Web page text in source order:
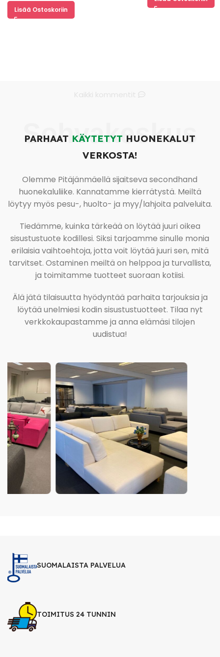
Lisää Ostoskoriin
Sohvakeskus
PARHAAT KÄYTETYT HUONEKALUT
VERKOSTA!
Olemme Pitäjänmäellä sijaitseva secondhand
huonekaluliike. Kannatamme kierrätystä. Meiltä
löytyy myös pesu-, huolto- ja myy/lahjoita palveluita.
Tiedämme, kuinka tärkeää on löytää juuri oikea
sisustustuote kodillesi. Siksi tarjoamme sinulle monia
erilaisia vaihtoehtoja, jotta voit löytää juuri sen, mitä
tarvitset. Ostaminen meiltä on helppoa ja turvallista,
ja toimitamme tuotteet suoraan kotiisi.
Älä jätä tilaisuutta hyödyntää parhaita tarjouksia ja
löytää unelmiesi kodin sisustustuotteet. Tilaa nyt
verkkokaupastamme ja anna elämäsi tilojen
uudistua!
SUOMALAISTA PALVELUA
TOIMITUS 24 TUNNIN